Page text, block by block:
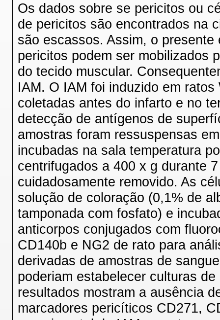
Os dados sobre se pericitos ou
de pericitos são encontrados na
são escassos. Assim, o
pericitos podem ser mobilizados
do tecido muscular.
IAM. O IAM foi induzido em
coletadas antes do infarto e no
detecção de antígenos de
amostras foram ressuspensas
incubadas na sala temperatura
centrifugados a 400 x g durante
cuidadosamente removido. As
solução de coloração (0,1% de
tamponada com fosfato) e
anticorpos conjugados com
CD140b e NG2 de rato para
derivadas de amostras de
poderiam estabelecer culturas
resultados mostram a ausência
marcadores pericíticos CD271,